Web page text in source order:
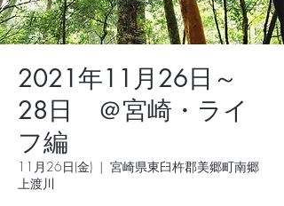
2021年11月26日～
28日 ＠宮崎・ライ
フ編
11月26日(金)
  |
宮崎県東臼杵郡美郷町南郷
上渡川